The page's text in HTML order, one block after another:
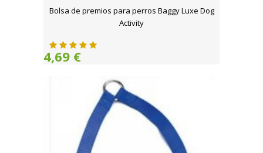
Bolsa de premios para perros Baggy Luxe Dog
Activity
4,69 €